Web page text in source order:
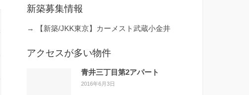
新築募集情報
→ 【新築/JKK東京】カーメスト武蔵小金井
アクセスが多い物件
青井三丁目第2アパート
2016年6月3日